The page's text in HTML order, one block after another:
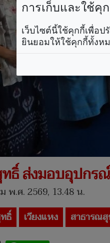
ธิ์ ส่งมอบอุปกร
.ศ. 2569, 13.48 น.
ธิ์ เวียงแหง สาธารณ
การเก็บและใช้คุ
เว็บไซต์นี้ใช้คุกกี้เพื่อ
ยินยอมให้ใช้คุกกี้ทั้งห